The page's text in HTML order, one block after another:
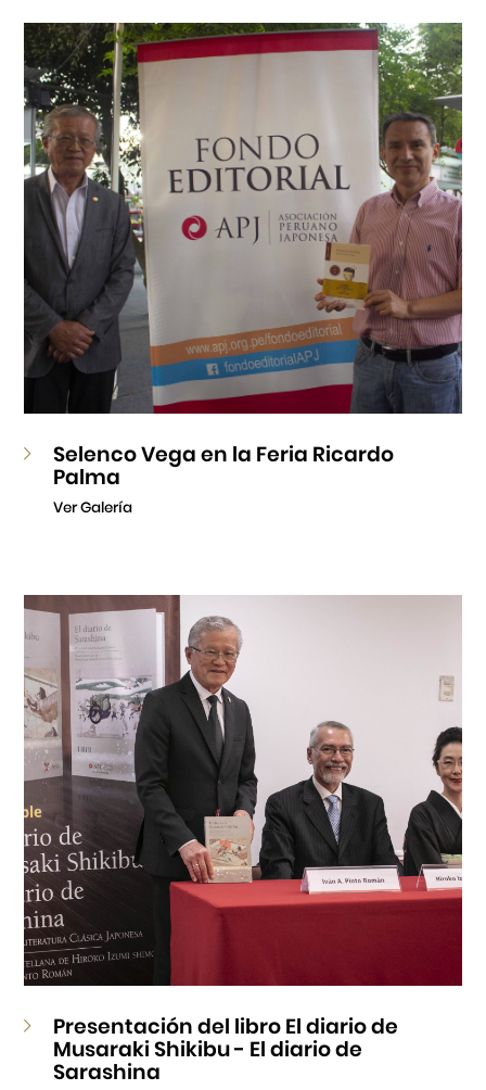
Cursos
Museo de la Inmigración Japonesa
Fondo Editorial
Teatro Peruano Japonés
Selenco Vega en la Feria Ricardo
Palma
Ver Galería
Presentación del libro El diario de
Musaraki Shikibu - El diario de
Sarashina